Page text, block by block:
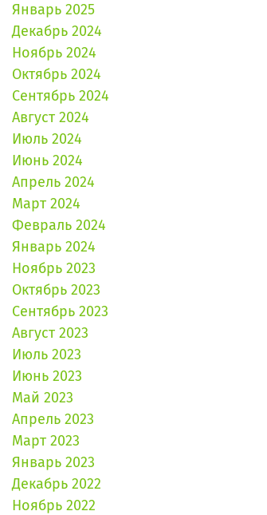
Январь 2025
Декабрь 2024
Ноябрь 2024
Октябрь 2024
Сентябрь 2024
Август 2024
Июль 2024
Июнь 2024
Апрель 2024
Март 2024
Февраль 2024
Январь 2024
Ноябрь 2023
Октябрь 2023
Сентябрь 2023
Август 2023
Июль 2023
Июнь 2023
Май 2023
Апрель 2023
Март 2023
Январь 2023
Декабрь 2022
Ноябрь 2022